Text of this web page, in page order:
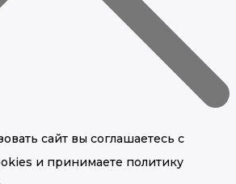
сайт вы соглашаетесь с
и принимаете политику